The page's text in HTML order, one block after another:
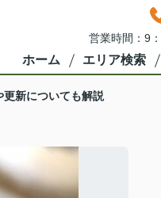
営業時間：9
ホーム エリア検索
新についても解説